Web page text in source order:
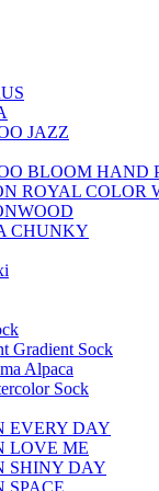
JAZZ
BLOOM HAND
ROYAL COLOR
CHUNKY
Gradient Sock
Alpaca
Sock
EVERY DAY
LOVE ME
SHINY DAY
SPACE